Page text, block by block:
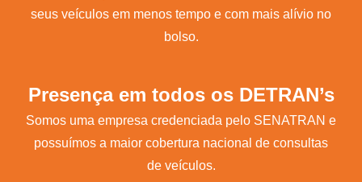
seus veículos em menos tempo e com mais alívio no
bolso.
Presença em todos os DETRAN’s
Somos uma empresa credenciada pelo SENATRAN e
possuímos a maior cobertura nacional de consultas
de veículos.